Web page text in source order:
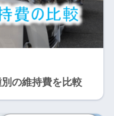
の維持費を比較